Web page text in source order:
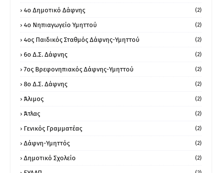
4ο Δημοτικό Δάφνης (2)
4ο Νηπιαγωγείο Υμηττού (2)
4ος Παιδικός Σταθμός Δάφνης-Υμηττού (2)
6ο Δ.Σ. Δάφνης (2)
7ος Βρεφονηπιακός Δάφνης-Υμηττού (2)
8ο Δ.Σ. Δάφνης (2)
Άλιμος (2)
Άτλας (2)
Γενικός Γραμματέας (2)
Δάφνη-Υμηττός (2)
Δημοτικό Σχολείο (2)